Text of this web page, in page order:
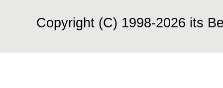
Copyright (C) 1998-2026 its